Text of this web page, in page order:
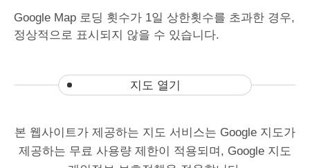
Google Map 로딩 횟수가 1일 상한횟수를 초과한 경우,
정상적으로 표시되지 않을 수 있습니다.
지도 열기
본 웹사이트가 제공하는 지도 서비스는 Google 지도가
제공하는 무료 사용량 제한이 적용되며, Google 지도